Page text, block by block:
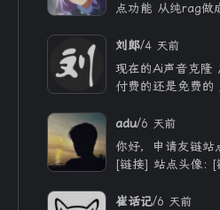
点功能 从纯rag做
可以薅免费额度的
价API 太爽啦
刘郎/4 天前
现在的Ai声音克隆 总
付费的还是免费
adu/6 天前
你好，申请友链站点名
[链接] 站点头像: [链接] 站点描述: 知世故
崔话记/6 天前